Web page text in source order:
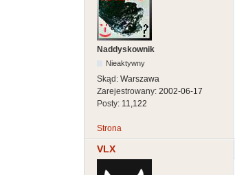
Naddyskownik
Nieaktywny
Skąd: Warszawa
Zarejestrowany: 2002-06-17
Posty: 11,122
Strona
VLX